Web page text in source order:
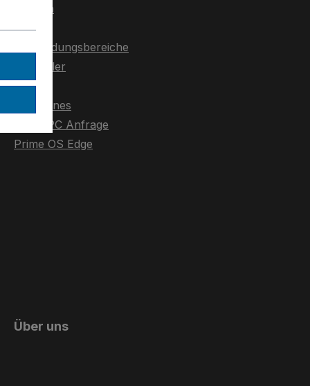
Größen
CPU
Anwendungsbereiche
Hersteller
Display
Barebones
Panel PC Anfrage
Prime OS Edge
Über uns